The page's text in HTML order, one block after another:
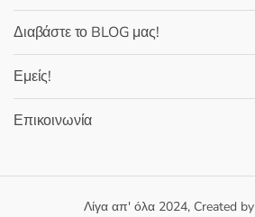
Διαβάστε το BLOG μας!
Εμείς!
Επικοινωνία
Λίγα απ' όλα 2024, Created by